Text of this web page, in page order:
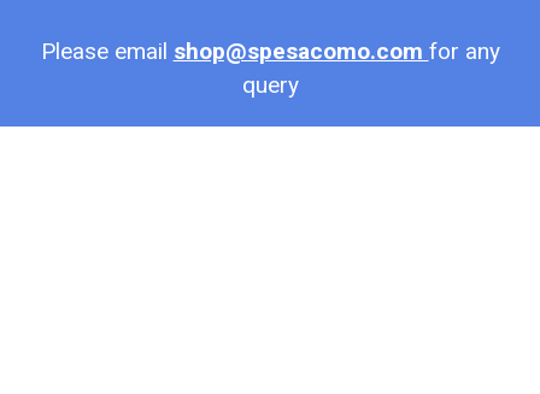
Please email shop@spesacomo.com for any
query